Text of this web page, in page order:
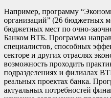
Например, программу
организаций” (26 бюджетных
бюджетных мест по очно-
Банком ВТБ. Программа
специалистов, способных
секторе и других отраслях
возможность проходить
подразделениях и филиалах
реальных проектах банка.
актуальных потребностей